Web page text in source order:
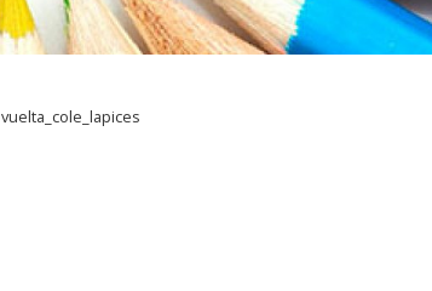
vuelta_cole_lapices